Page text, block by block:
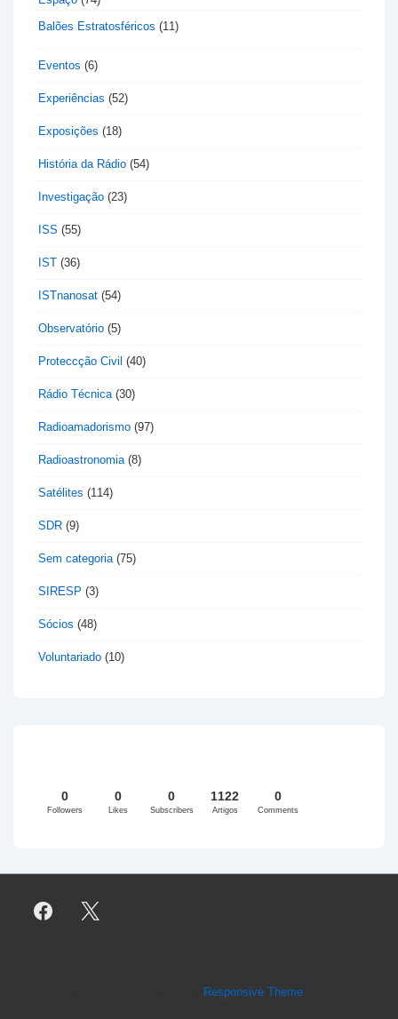
Balões Estratosféricos (11)
Eventos (6)
Experiências (52)
Exposições (18)
História da Rádio (54)
Investigação (23)
ISS (55)
IST (36)
ISTnanosat (54)
Observatório (5)
Proteccção Civil (40)
Rádio Técnica(30)
Radioamadorismo (97)
Radioastronomia(8)
Satélites (114)
SDR (9)
Sem categoria(75)
SIRESP (3)
Sócios (48)
Voluntariado (10)
0
Followers
0
Likes
0
Subscribers
1122
Artigos
0
Comments
Responsive Theme